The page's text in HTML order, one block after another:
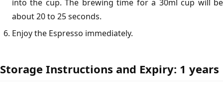
into the cup. The brewing time for a 30ml cup will be
about 20 to 25 seconds.
Enjoy the Espresso immediately.
Storage Instructions and Expiry: 1 years